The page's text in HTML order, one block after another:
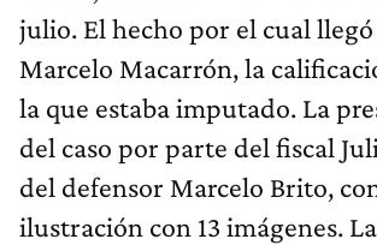
julio. El hecho por el cual llegó
Marcelo Macarrón, la
la que estaba imputado. La
del caso por parte del fiscal
del defensor Marcelo Brito,
ilustración con 13 imágenes.